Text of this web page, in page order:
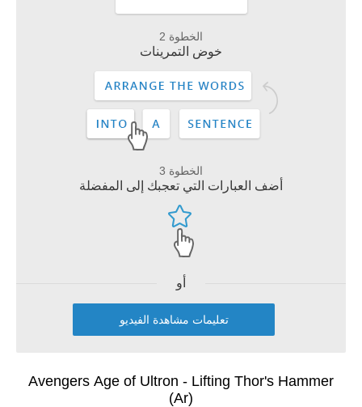
الخطوة 2
خوض التمرينات
الخطوة 3
أضف العبارات التي تعجبك إلى المفضلة
أو
تعليمات مشاهدة الفيديو
Avengers Age of Ultron - Lifting Thor's Hammer
(Ar)